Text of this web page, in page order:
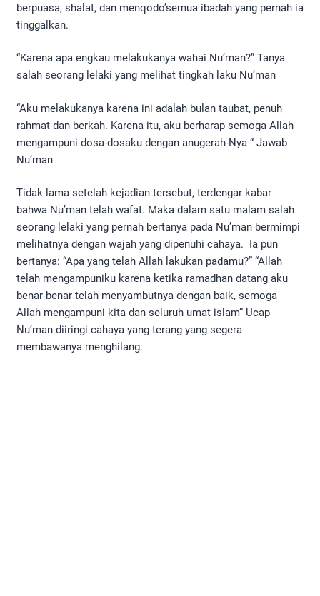
berpuasa, shalat, dan menqodo’semua ibadah yang pernah ia
tinggalkan.
“Karena apa engkau melakukanya wahai Nu’man?” Tanya
salah seorang lelaki yang melihat tingkah laku Nu’man
“Aku melakukanya karena ini adalah bulan taubat, penuh
rahmat dan berkah. Karena itu, aku berharap semoga Allah
mengampuni dosa-dosaku dengan anugerah-Nya “ Jawab
Nu’man
Tidak lama setelah kejadian tersebut, terdengar kabar
bahwa Nu’man telah wafat. Maka dalam satu malam salah
seorang lelaki yang pernah bertanya pada Nu’man bermimpi
melihatnya dengan wajah yang dipenuhi cahaya. Ia pun
bertanya: “Apa yang telah Allah lakukan padamu?” “Allah
telah mengampuniku karena ketika ramadhan datang aku
benar-benar telah menyambutnya dengan baik, semoga
Allah mengampuni kita dan seluruh umat islam” Ucap
Nu’man diiringi cahaya yang terang yang segera
membawanya menghilang.